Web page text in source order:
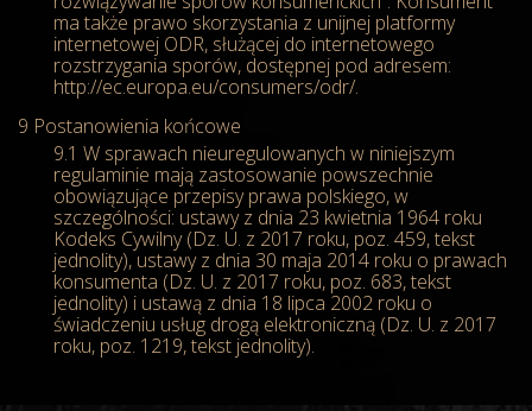
ma także prawo skorzystania z unijnej platformy
internetowej ODR, służącej do internetowego
rozstrzygania sporów, dostępnej pod adresem:
http://ec.europa.eu/consumers/odr/.
Postanowienia końcowe
W sprawach nieuregulowanych w niniejszym
regulaminie mają zastosowanie powszechnie
obowiązujące przepisy prawa polskiego, w
szczególności: ustawy z dnia 23 kwietnia 1964 roku
Kodeks Cywilny (Dz. U. z 2017 roku, poz. 459, tekst
jednolity), ustawy z dnia 30 maja 2014 roku o prawach
konsumenta (Dz. U. z 2017 roku, poz. 683, tekst
jednolity) i ustawą z dnia 18 lipca 2002 roku o
świadczeniu usług drogą elektroniczną (Dz. U. z 2017
roku, poz. 1219, tekst jednolity).